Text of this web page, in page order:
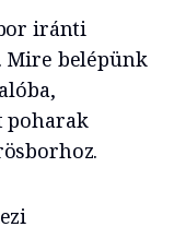
iránti
Mire belépünk
poharak